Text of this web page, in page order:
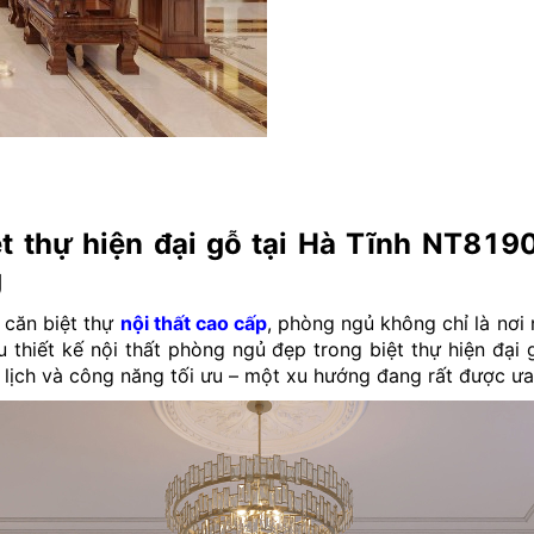
thự hiện đại gỗ tại Hà Tĩnh
căn biệt thự nội thất cao cấp, phòng ngủ không chỉ là nơi
thiết kế nội thất phòng ngủ đẹp trong biệt thự hiện
và công năng tối ưu – một xu hướng đang rất được